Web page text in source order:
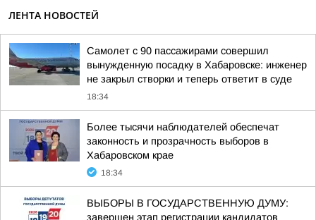
ЛЕНТА НОВОСТЕЙ
Самолет с 90 пассажирами совершил
вынужденную посадку в Хабаровске: инженер
не закрыл створки и теперь ответит в суде
18:34
Более тысячи наблюдателей обеспечат
законность и прозрачность выборов в
Хабаровском крае
18:34
ВЫБОРЫ В ГОСУДАРСТВЕННУЮ ДУМУ:
завершен этап регистрации кандидатов